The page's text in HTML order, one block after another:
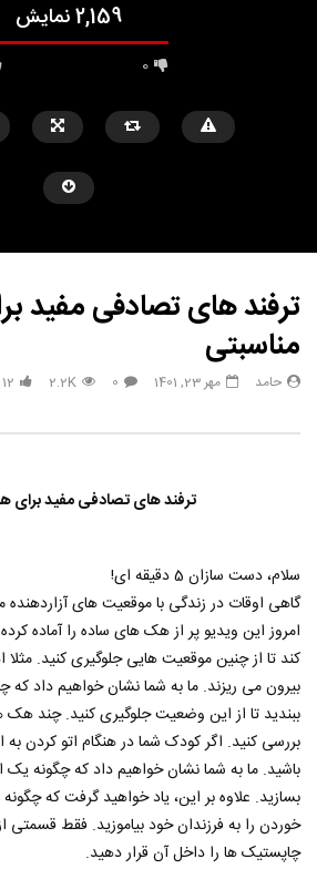
2,159 نمایش
0
حامد
تیر 31, 1403
ترفند های تصادفی مفید
مناسبتی
حامد مهر 23, 1401 0
2.2K
12
ترفند های تصادفی مفید برای
سلام، دست سازان 5 دقیقه ای!
گاهی اوقات در زندگی با موقعیت های
امروز این ویدیو پر از هک های ساده را آماده
کند تا از چنین موقعیت هایی جلوگیری کنید. مثلا
بیرون می ریزند. ما به شما نشان خواهیم داد که
ببندید تا از این وضعیت جلوگیری کنید. چند هک
بررسی کنید. اگر کودک شما در هنگام اتو کردن
باشید. ما به شما نشان خواهیم داد که چگونه
بسازید. علاوه بر این، یاد خواهید گرفت که
خوردن را به فرزندان خود بیاموزید. فقط قسمتی
چاپستیک ها را داخل آن قرار دهید.